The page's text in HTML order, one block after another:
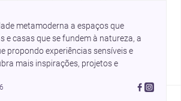
metamoderna a espaços que
e casas que se fundem à natureza, a
propondo experiências sensíveis e
mais inspirações, projetos e